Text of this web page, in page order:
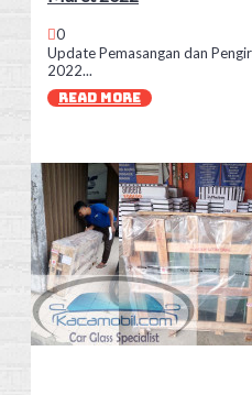
0
Update Pemasangan dan
2022...
READ MORE